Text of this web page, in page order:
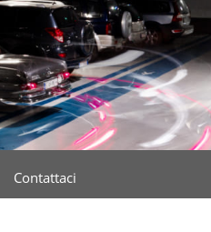
Contattaci